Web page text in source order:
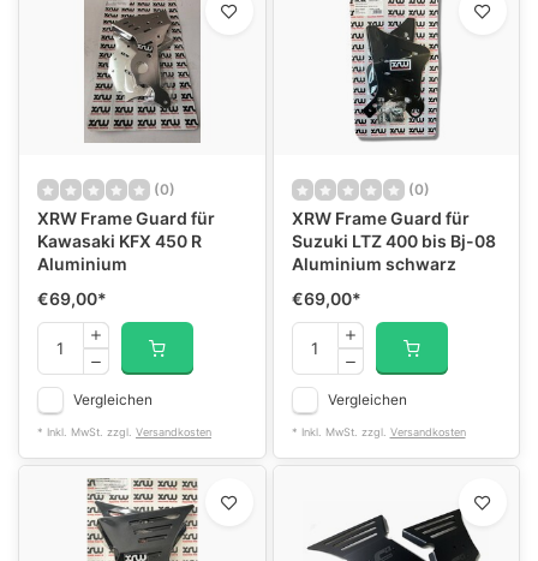
(0)
XRW Frame Guard für
Kawasaki KFX 450 R
Aluminium
€69,00*
Vergleichen
* Inkl. MwSt. zzgl. Versandkosten
(0)
XRW Frame Guard für
Suzuki LTZ 400 bis Bj-08
Aluminium schwarz
€69,00*
Vergleichen
* Inkl. MwSt. zzgl. Versandkosten